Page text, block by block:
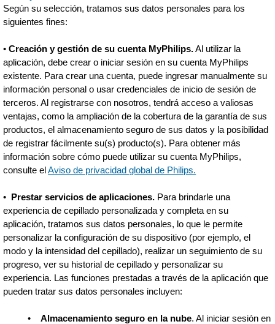
Según su selección, tratamos sus datos personales para los
siguientes fines:
•Creación y gestión de su cuenta MyPhilips.Al utilizar la
aplicación, debe crear o iniciar sesión en su cuenta MyPhilips
existente. Para crear una cuenta, puede ingresar manualmente su
información personal o usar credenciales de inicio de sesión de
terceros. Al registrarse con nosotros, tendrá acceso a valiosas
ventajas, como la ampliación de la cobertura de la garantía de sus
productos, el almacenamiento seguro de sus datos y la posibilidad
de registrar fácilmente su(s) producto(s). Para obtener más
información sobre cómo puede utilizar su cuenta MyPhilips,
consulte elAviso de privacidad global de Philips.
• Prestar servicios de aplicaciones. Para brindarle una
experiencia de cepillado personalizada y completa en su
aplicación, tratamos sus datos personales, lo que le permite
personalizar la configuración de su dispositivo (por ejemplo, el
modo y la intensidad del cepillado), realizar un seguimiento de su
progreso, ver su historial de cepillado y personalizar su
experiencia. Las funciones prestadas a través de la aplicación que
pueden tratar sus datos personales incluyen:
•Almacenamiento seguro en la nube. Al iniciar sesión en